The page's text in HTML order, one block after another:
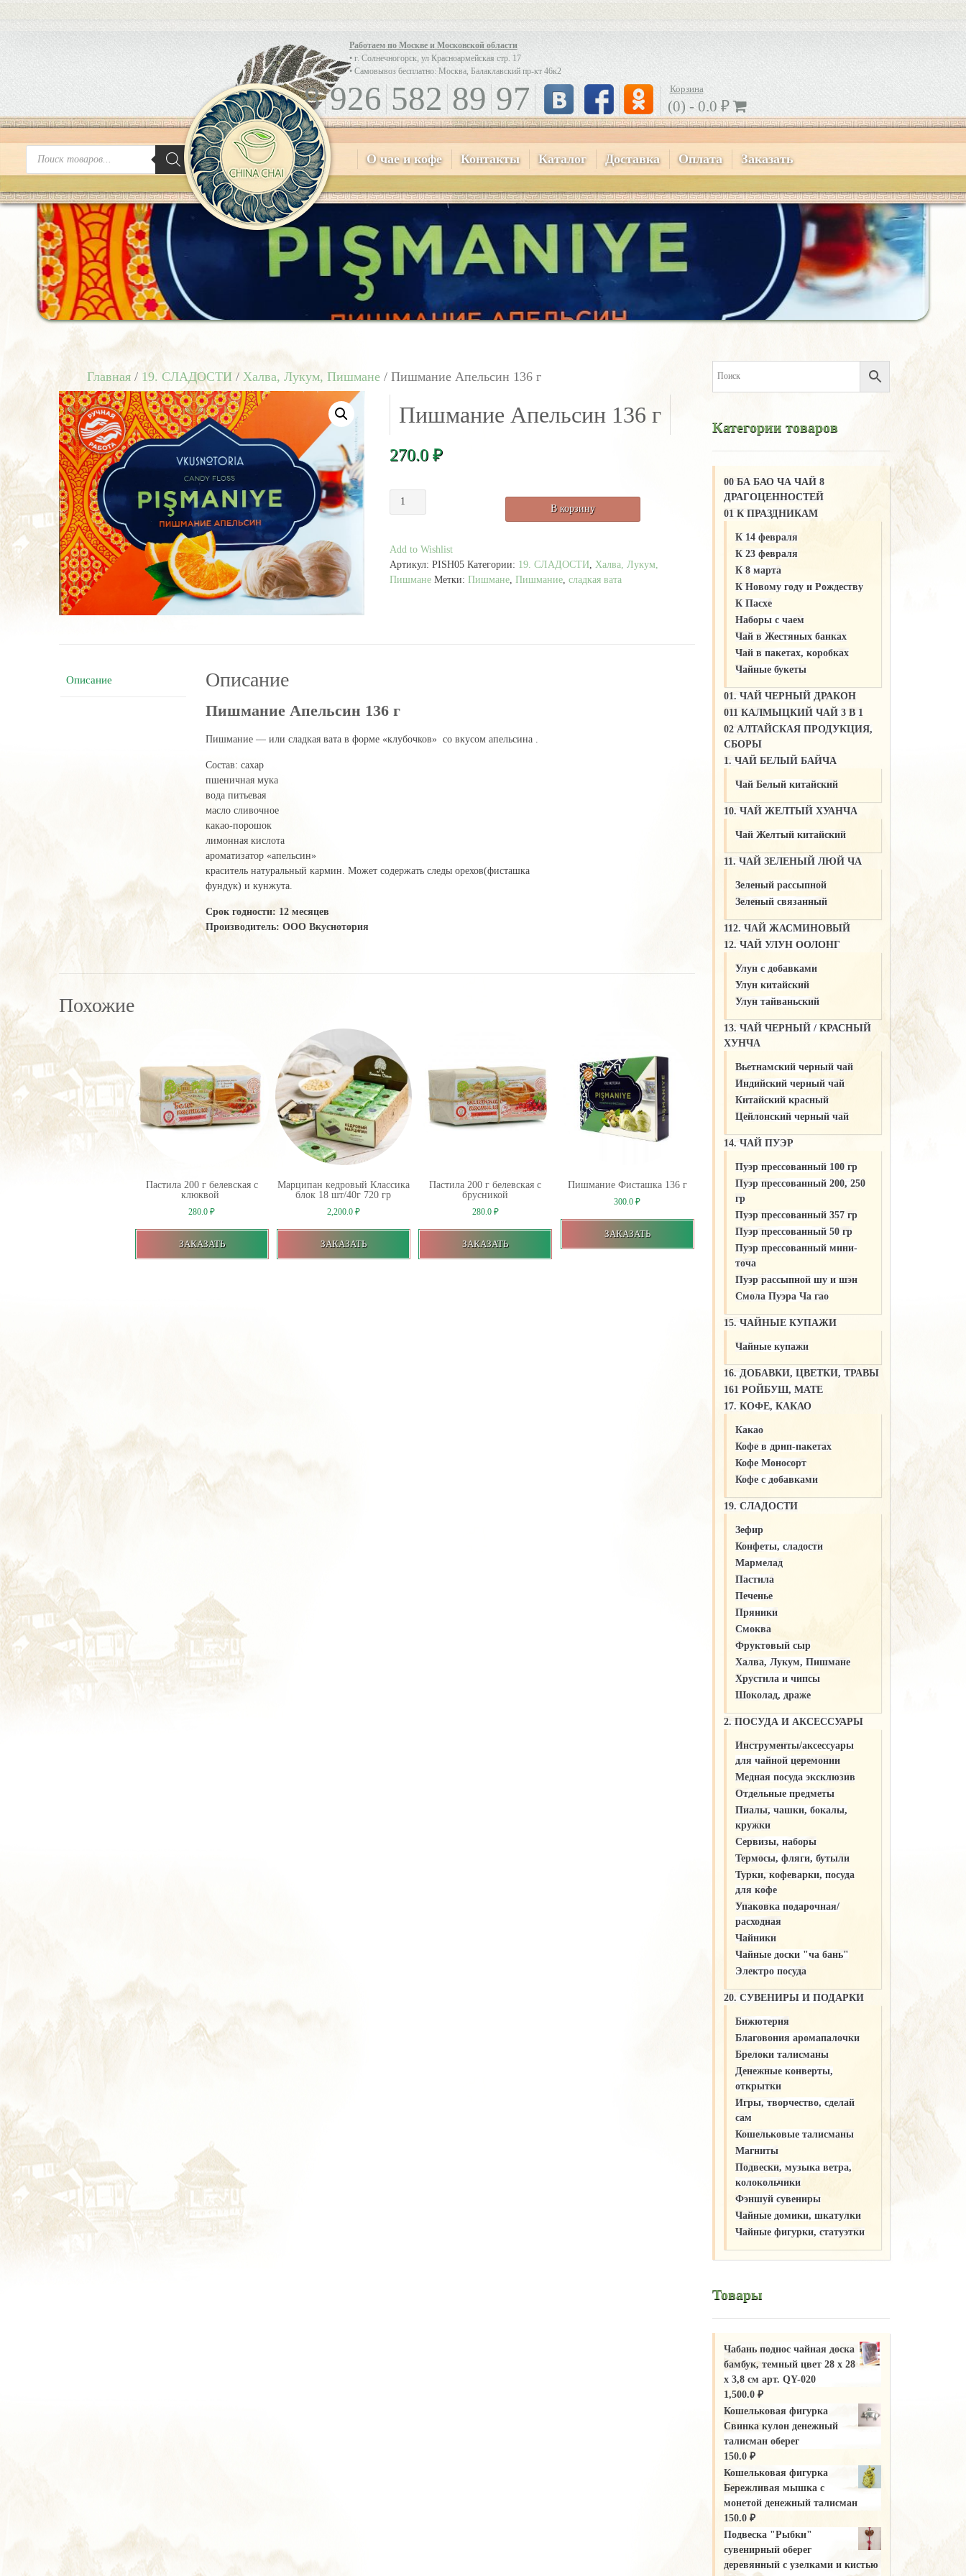
О чае и кофе Контакты Каталог Доставка Оплата Заказать
Работаем по Москве и Московской области
• г. Солнечногорск, ул Красноармейская стр. 17
• Самовывоз бесплатно: Москва, Балаклавский пр-кт 46к2
8 926 582 89 97 Корзина
(0) -0.0 ₽
Поиск
товаров
Главная / 19. СЛАДОСТИ / Халва, Лукум, Пишмане / Пишмание Апельсин 136 г
Пишмание Апельсин 136 г
270.0₽
Количество
В корзину
Add to Wishlist
Артикул:PISH05 Категории: 19. СЛАДОСТИ Халва, Лукум,
Пишмане Метки:Пишмане ,Пишмание ,сладкая вата
Описание Описание
Пишмание Апельсин 136 г
Пишмание — или сладкая вата в форме «клубочков» со вкусом апельсина .
Состав: сахар
пшеничная мука
вода питьевая
масло сливочное
какао-порошок
лимонная кислота
ароматизатор «апельсин»
краситель натуральный кармин. Может содержать следы орехов(фисташка
фундук) и кунжута.
Срок годности: 12 месяцев
Производитель: ООО Вкуснотория
Похожие
Пастила 200 г белевская с
клюквой
280.0₽
ЗАКАЗАТЬ
Марципан кедровый Классика
блок 18 шт/40г 720 гр
2,200.0 ₽
ЗАКАЗАТЬ
Пастила 200 г белевская с
брусникой
280.0 ₽
ЗАКАЗАТЬ
Пишмание Фисташка 136 г
300.0₽
ЗАКАЗАТЬ
Категории товаров
00 БА БАО ЧА ЧАЙ 8
ДРАГОЦЕННОСТЕЙ
01 К ПРАЗДНИКАМ
К 14 февраля
К 23 февраля
К 8 марта
К Новому году и Рождеству
К Пасхе
Наборы с чаем
Чай в Жестяных банках
Чай в пакетах, коробках
Чайные букеты
01. ЧАЙ ЧЕРНЫЙ ДРАКОН
011 КАЛМЫЦКИЙ ЧАЙ 3 В 1
02 АЛТАЙСКАЯ ПРОДУКЦИЯ,
СБОРЫ
1. ЧАЙ БЕЛЫЙ БАЙЧА
Чай Белый китайский
10. ЧАЙ ЖЕЛТЫЙ ХУАНЧА
Чай Желтый китайский
11. ЧАЙ ЗЕЛЕНЫЙ ЛЮЙ ЧА
Зеленый рассыпной
Зеленый связанный
112. ЧАЙ ЖАСМИНОВЫЙ
12. ЧАЙ УЛУН ООЛОНГ
Улун c добавками
Улун китайский
Улун тайваньский
13. ЧАЙ ЧЕРНЫЙ / КРАСНЫЙ
ХУНЧА
Вьетнамский черный чай
Индийский черный чай
Китайский красный
Цейлонский черный чай
14. ЧАЙ ПУЭР
Пуэр прессованный 100 гр
Пуэр прессованный 200, 250
гр
Пуэр прессованный 357 гр
Пуэр прессованный 50 гр
Пуэр прессованный мини-
точа
Пуэр рассыпной шу и шэн
Смола Пуэра Ча гао
15. ЧАЙНЫЕ КУПАЖИ
Чайные купажи
16. ДОБАВКИ, ЦВЕТКИ, ТРАВЫ
161 РОЙБУШ, МАТЕ
17. КОФЕ, КАКАО
Какао
Кофе в дрип-пакетах
Кофе Моносорт
Кофе с добавками
19. СЛАДОСТИ
Зефир
Конфеты, сладости
Мармелад
Пастила
Печенье
Пряники
Смоква
Фруктовый сыр
Халва, Лукум, Пишмане
Хрустила и чипсы
Шоколад, драже
2. ПОСУДА И АКСЕССУАРЫ
Инструменты/аксессуары
для чайной церемонии
Медная посуда эксклюзив
Отдельные предметы
Пиалы, чашки, бокалы,
кружки
Сервизы, наборы
Термосы, фляги, бутыли
Турки, кофеварки, посуда
для кофе
Упаковка подарочная/
расходная
Чайники
Чайные доски "ча бань"
Электро посуда
20. СУВЕНИРЫ И ПОДАРКИ
Бижютерия
Благовония аромапалочки
Брелоки талисманы
Денежные конверты,
открытки
Игры, творчество, сделай
сам
Кошельковые талисманы
Магниты
Подвески, музыка ветра,
колокольчики
Фэншуй сувениры
Чайные домики, шкатулки
Чайные фигурки, статуэтки
Товары
Чабань поднос чайная доска
бамбук, темный цвет 28 х 28
х 3,8 см арт. QY-020
1,500.0 ₽
Кошельковая фигурка
Свинка кулон денежный
талисман оберег
150.0 ₽
Кошельковая фигурка
Бережливая мышка с
монетой денежный талисман
150.0 ₽
Подвеска "Рыбки"
сувенирный оберег
деревянный с узелками и кистью